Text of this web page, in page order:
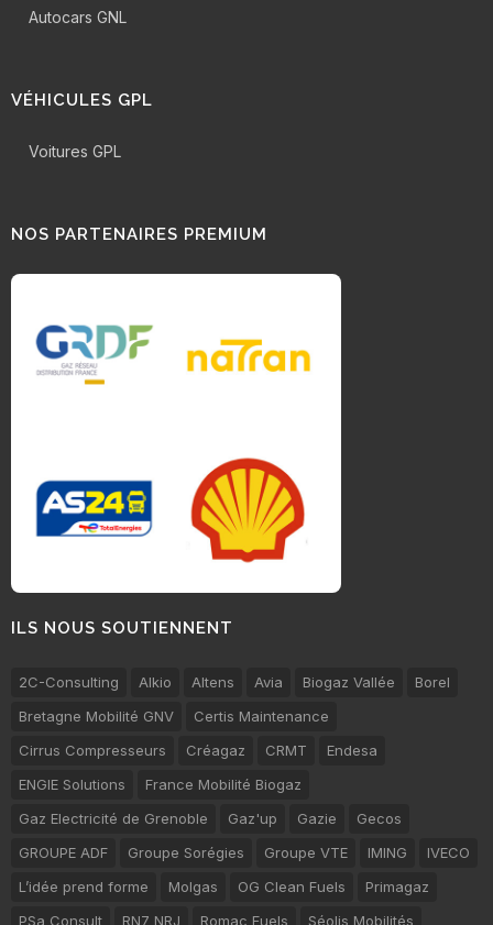
Autocars GNL
VÉHICULES GPL
Voitures GPL
NOS PARTENAIRES PREMIUM
ILS NOUS SOUTIENNENT
2C-Consulting Alkio Altens Avia Biogaz Vallée
Borel
Bretagne Mobilité GNV
Certis Maintenance
Cirrus Compresseurs
Créagaz CRMT
Endesa
ENGIE Solutions
France Mobilité Biogaz
Gaz Electricité de Grenoble
Gaz'up Gazie
Gecos
GROUPE ADF
Groupe Sorégies Groupe VTE IMING
IVECO
L’idée prend forme
Molgas OG Clean Fuels
Primagaz
PSa Consult
RN7 NRJ Romac Fuels Séolis Mobilités